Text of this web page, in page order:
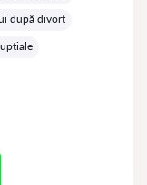
după divorț